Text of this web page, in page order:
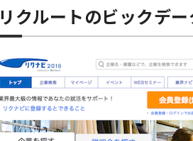
クルートのビックデ